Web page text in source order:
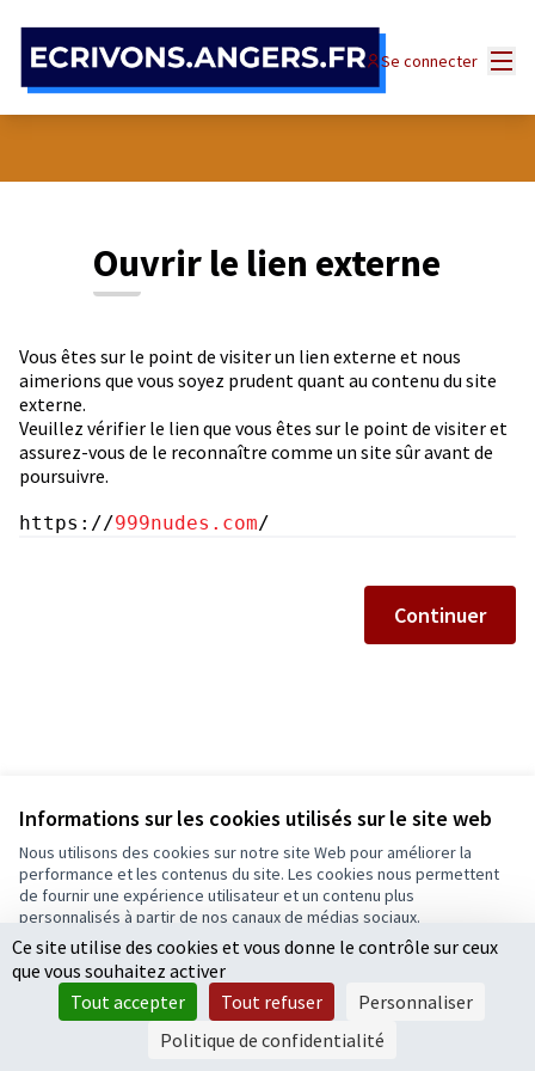
Informations sur les cookies utilisés sur le site web
Nous utilisons des cookies sur notre site Web pour améliorer la
performance et les contenus du site. Les cookies nous permettent
de fournir une expérience utilisateur et un contenu plus
personnalisés à partir de nos canaux de médias sociaux.
Tout accepter
Accepter seulement les cookies essentiels
Paramètres
Se connecter
Ouvrir le lien externe
Vous êtes sur le point de visiter un lien externe et nous
aimerions que vous soyez prudent quant au contenu du site
externe.
Veuillez vérifier le lien que vous êtes sur le point de visiter et
assurez-vous de le reconnaître comme un site sûr avant de
poursuivre.
https://999nudes.com/
Continuer
Conditions d'utilisation
Paramètres des cookies
Ecrivons Angers sur X
(Lien externe)
Ecrivons Angers sur Facebook
(Lien externe)
logiciel libre Decidim
(Lien externe)
.
Licence
(Lien
Ce site utilise des cookies et vous donne le contrôle sur ceux
que vous souhaitez activer
Tout accepter
Tout refuser
Personnaliser
Politique de confidentialité